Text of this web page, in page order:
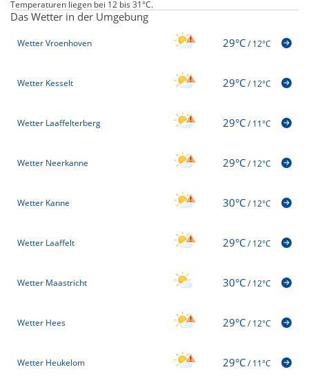
Temperaturen liegen bei 12 bis 31°C.
Das Wetter in der Umgebung
Wetter Vroenhoven 29°C/12°C
Wetter Kesselt 29°C/12°C
Wetter Laaffelterberg 29°C/11°C
Wetter Neerkanne 29°C/12°C
Wetter Kanne 30°C/12°C
Wetter Laaffelt 29°C/12°C
Wetter Maastricht 30°C/12°C
Wetter Hees 29°C/12°C
Wetter Heukelom 29°C/11°C